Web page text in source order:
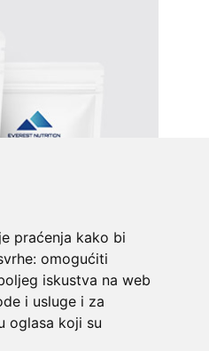
praćenja kako bi
omogućiti
iskustva na web
i usluge i za
oglasa koji su